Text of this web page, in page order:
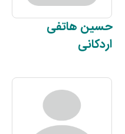
حسین هاتفی
اردکانی